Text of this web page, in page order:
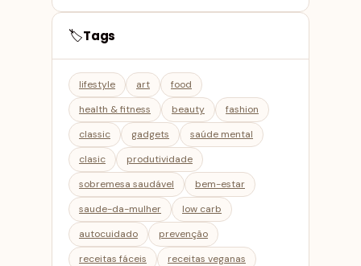
🏷️Tags
lifestyle art
food
health & fitness
beauty
fashion
classic
gadgets
saúde mental
clasic
produtividade
sobremesa saudável
bem-estar
saude-da-mulher
low carb
autocuidado
prevenção
receitas fáceis
receitas veganas